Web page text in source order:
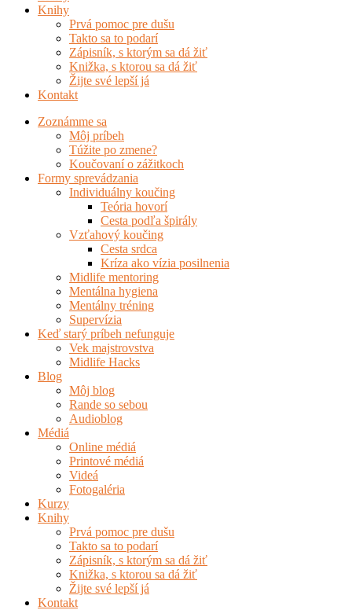
Knihy
Prvá pomoc pre dušu
Takto sa to podarí
Zápisník, s ktorým sa dá žiť
Knižka, s ktorou sa dá žiť
Žijte své lepší já
Kontakt
Zoznámme sa
Môj príbeh
Túžite po zmene?
Koučovaní o zážitkoch
Formy sprevádzania
Individuálny koučing
Teória hovorí
Cesta podľa špirály
Vzťahový koučing
Cesta srdca
Kríza ako vízia posilnenia
Midlife mentoring
Mentálna hygiena
Mentálny tréning
Supervízia
Keď starý príbeh nefunguje
Vek majstrovstva
Midlife Hacks
Blog
Môj blog
Rande so sebou
Audioblog
Médiá
Online médiá
Printové médiá
Videá
Fotogaléria
Kurzy
Knihy
Prvá pomoc pre dušu
Takto sa to podarí
Zápisník, s ktorým sa dá žiť
Knižka, s ktorou sa dá žiť
Žijte své lepší já
Kontakt